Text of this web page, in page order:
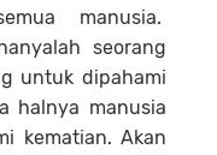
manusia.
seorang
untuk dipahami
halnya manusia
kematian. Akan